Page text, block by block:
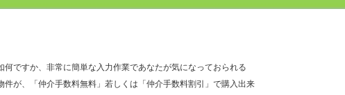
何ですか、非常に簡単な入力作業であなたが気になっておられる
件が、「仲介手数料無料」若しくは「仲介手数料割引」で購入出来